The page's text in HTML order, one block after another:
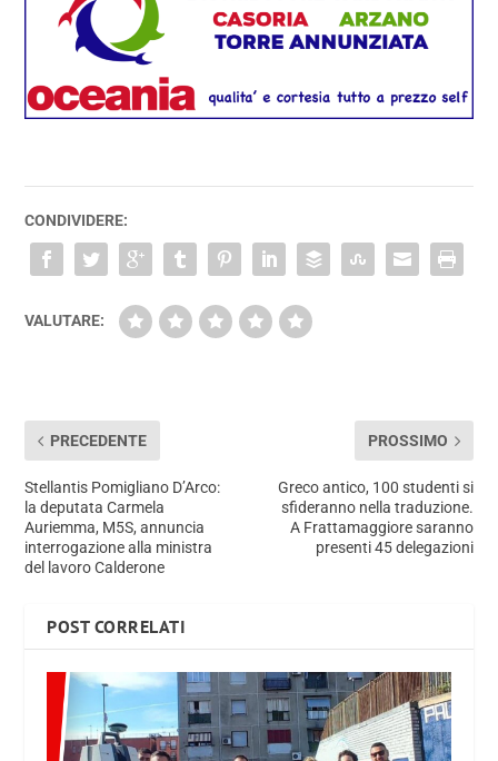
CONDIVIDERE:
VALUTARE:
PRECEDENTE
Stellantis Pomigliano D’Arco:
la deputata Carmela
Auriemma, M5S, annuncia
interrogazione alla ministra
del lavoro Calderone
PROSSIMO
Greco antico, 100 studenti si
sfideranno nella traduzione.
A Frattamaggiore saranno
presenti 45 delegazioni
POST CORRELATI